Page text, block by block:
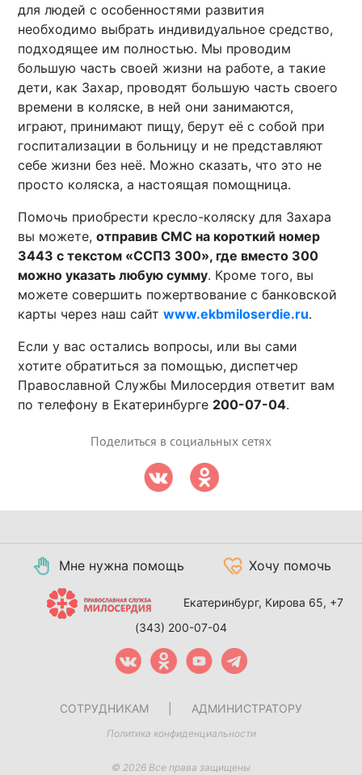
для людей с особенностями развития
необходимо выбрать индивидуальное средство,
подходящее им полностью. Мы проводим
большую часть своей жизни на работе, а такие
дети, как Захар, проводят большую часть своего
времени в коляске, в ней они занимаются,
играют, принимают пищу, берут её с собой при
госпитализации в больницу и не представляют
себе жизни без неё. Можно сказать, что это не
просто коляска, а настоящая помощница.
Помочь приобрести кресло-коляску для Захара
вы можете,отправив СМС на короткий номер
3443 с текстом «ССП3 300», где вместо 300
можно указать любую сумму. Кроме того, вы
можете совершить пожертвование с банковской
карты через наш сайтwww.ekbmiloserdie.ru.
Если у вас остались вопросы, или вы сами
хотите обратиться за помощью, диспетчер
Православной Службы Милосердия ответит вам
по телефону в Екатеринбурге 200-07-04.
Поделиться в социальных сетях
Мне нужна помощь Хочу помочь
Екатеринбург, Кирова 65, +7
(343) 200-07-04
СОТРУДНИКАМ АДМИНИСТРАТОРУ
Политика конфиденциальности
© 2026 Все права защищены